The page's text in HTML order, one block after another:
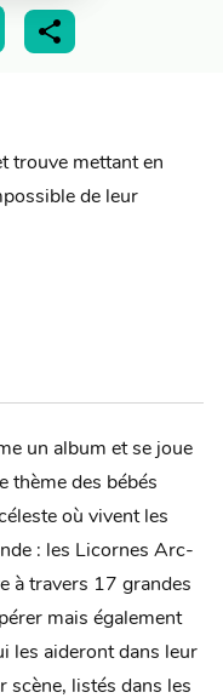
trouve mettant en
de leur
un album et se joue
thème des bébés
où vivent les
: les Licornes Arc-
à travers 17 grandes
mais également
les aideront dans leur
scène, listés dans les